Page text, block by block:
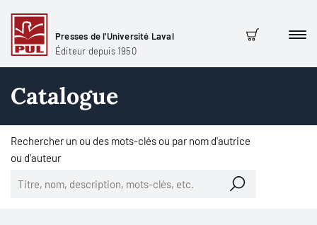
Presses de l'Université Laval
Éditeur depuis 1950
Panier
Catalogue
Rechercher un ou des mots-clés ou par nom d'autrice
ou d'auteur